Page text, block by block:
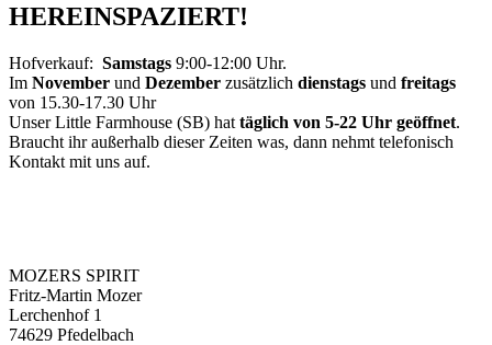
HEREINSPAZIERT!
Hofverkauf: Samstags 9:00-12:00 Uhr.
Im November und Dezember zusätzlich dienstags und freitags
von 15.30-17.30 Uhr
Unser Little Farmhouse (SB) hat täglich von 5-22 Uhr geöffnet.
Braucht ihr außerhalb dieser Zeiten was, dann nehmt telefonisch
Kontakt mit uns auf.
MOZERS SPIRIT
Fritz-Martin Mozer
Lerchenhof 1
74629 Pfedelbach